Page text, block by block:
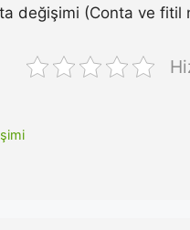
değişimi (Conta ve fitil